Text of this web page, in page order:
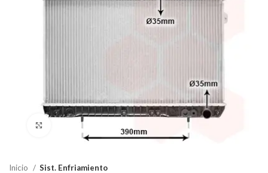
Click to enlarge
Inicio Sist. Enfriamiento